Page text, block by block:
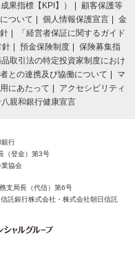
果指標【KPI】）
顧客保護等
ついて 個人情報保護宣言
金
「経営者保証に関するガイド
針 預金保険制度
保険募集指
取引法の特定投資家制度におけ
との連携及び協働について
マ
にあたって
アクセシビリティ
親和銀行健康宣言
銀行
（登金）第3号
業協会
支局長（代信）第6号
託銀行株式会社・株式会社朝日信託